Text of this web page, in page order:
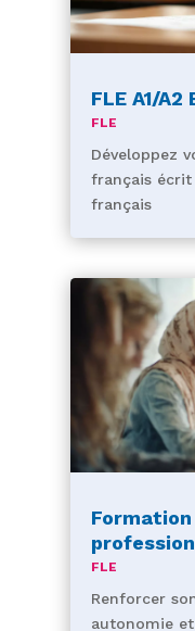
FLE A1/A2
FLE
Développez
français écrit
français
FLE
Renforcer
autonomie et